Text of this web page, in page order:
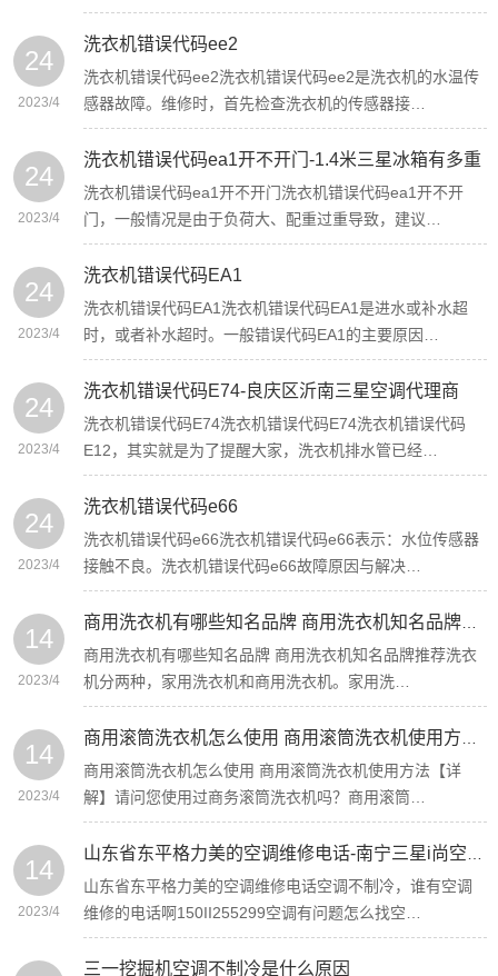
24
2023/4
洗衣机错误代码ee2
洗衣机错误代码ee2洗衣机错误代码ee2是洗衣机的水温传
感器故障。维修时，首先检查洗衣机的传感器接…
24
2023/4
洗衣机错误代码ea1开不开门-1.4米三星冰箱有多重
洗衣机错误代码ea1开不开门洗衣机错误代码ea1开不开
门，一般情况是由于负荷大、配重过重导致，建议…
24
2023/4
洗衣机错误代码EA1
洗衣机错误代码EA1洗衣机错误代码EA1是进水或补水超
时，或者补水超时。一般错误代码EA1的主要原因…
24
2023/4
洗衣机错误代码E74-良庆区沂南三星空调代理商
洗衣机错误代码E74洗衣机错误代码E74洗衣机错误代码
E12，其实就是为了提醒大家，洗衣机排水管已经…
24
2023/4
洗衣机错误代码e66
洗衣机错误代码e66洗衣机错误代码e66表示：水位传感器
接触不良。洗衣机错误代码e66故障原因与解决…
14
2023/4
商用洗衣机有哪些知名品牌 商用洗衣机知名品牌推荐洗衣
机分两种，家用洗衣机和商用洗衣机。家用洗…
14
2023/4
商用滚筒洗衣机怎么使用 商用滚筒洗衣机使用方法【详
解】请问您使用过商务滚筒洗衣机吗？商用滚筒…
14
2023/4
山东省东平格力美的空调维修电话空调不制冷，谁有空调
维修的电话啊150II255299空调有问题怎么找空…
三一挖掘机空调不制冷是什么原因